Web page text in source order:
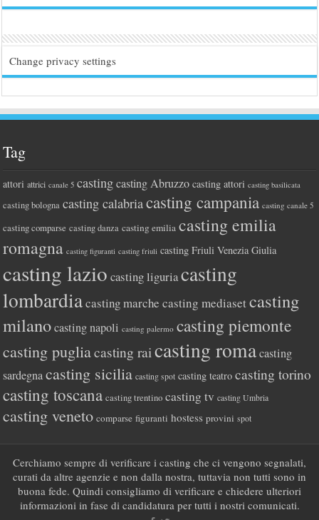
Change privacy settings
Tag
attori attrici canale 5 casting casting Abruzzo casting attori casting basilicata
casting bologna casting calabriacasting campania casting canale 5
casting comparse casting danza casting emilia casting emilia
romagna casting figuranti casting friuli casting Friuli Venezia Giulia
casting lazio casting liguriacasting
lombardiacasting marche casting mediasetcasting
milano casting napoli casting palermo casting piemonte
casting pugliacasting rai casting roma casting
sardegna casting sicilia casting spot casting teatro casting torino
casting toscana casting trentino casting tv casting Umbria
casting veneto comparse figuranti hostess provini spot
Cerchiamo sempre di verificare i casting che ci vengono segnalati,
curati da altre agenzie e non dalla nostra, tuttavia non tutti sono in
buona fede. Quindi consigliamo di verificare e chiedere ulteriori
informazioni in fase di candidatura per tutti i nostri comunicati.